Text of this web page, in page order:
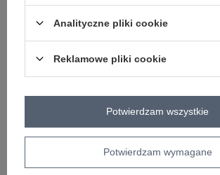
ZALOGUJ SIĘ I ZOBACZ
skład materiału : 95% poliester, 5% elastan
sposób prania : pranie w pralce w 30°C
Analityczne pliki cookie
Reklamowe pliki cookie
Potwierdzam wymagane
Potwierdzam wszystkie